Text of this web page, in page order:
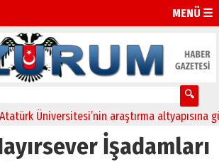
MENÜ ☰
Üniversitesi’nin araştırma altyapısına
İşadamları